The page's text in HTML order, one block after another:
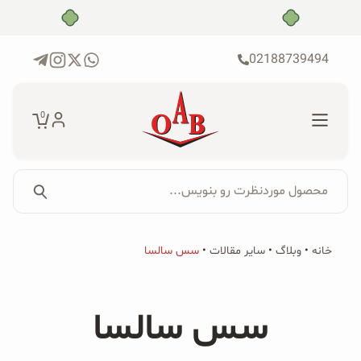
02188739494
0
برای:
جستجو...
پکیج‌ها
محصولات ارگانیک
محصول موردنظرت رو بنویس...
خانه • وبلاگ • سایر مقالات • سس سالسا
سس سالسا